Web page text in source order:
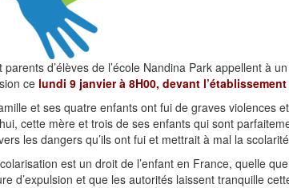
parents d’élèves de l’école Nandina Park appellent à
ce lundi 9 janvier à 8H00, devant
et ses quatre enfants ont fui de graves violences
cette mère et trois de ses enfants qui sont
les dangers qu’ils ont fui et mettrait à mal la
est un droit de l’enfant en France, quelle
d’expulsion et que les autorités laissent tranquille